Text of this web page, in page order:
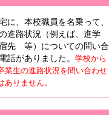
に、本校職員を名乗って、
進路状況（例えば、進学
先 等）についての問い合
話がありました。 学校から
業生の進路状況を問い合わせ
ありません。